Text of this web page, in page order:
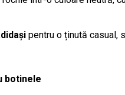
pentru o ținută casual,
botinele